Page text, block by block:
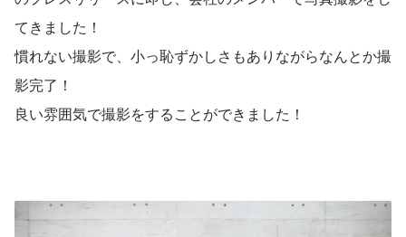
てきました！
慣れない撮影で、小っ恥ずかしさもありながらなんとか撮
影完了！
良い雰囲気で撮影をすることができました！